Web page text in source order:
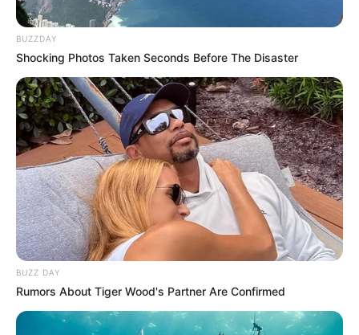
BUZZDAY
Shocking Photos Taken Seconds Before The Disaster
BUZZ DAY
Rumors About Tiger Wood's Partner Are Confirmed